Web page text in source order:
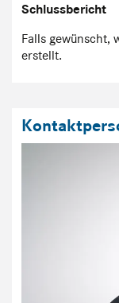
Schlussbericht
Falls gewünscht,
erstellt.